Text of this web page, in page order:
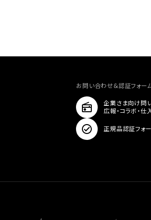
お問い合わせ&認証フォー
企業さま向け問
広報・コラボ・
正規品認証フォ